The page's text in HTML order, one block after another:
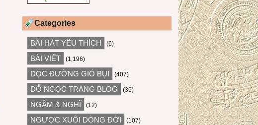
Categories
BÀI HÁT YÊU THÍCH (6)
BÀI VIẾT (1,196)
DỌC ĐƯỜNG GIÓ BỤI (407)
ĐỖ NGỌC TRANG BLOG (36)
NGẪM & NGHĨ (12)
NGƯỢC XUÔI DÒNG ĐỜI (107)